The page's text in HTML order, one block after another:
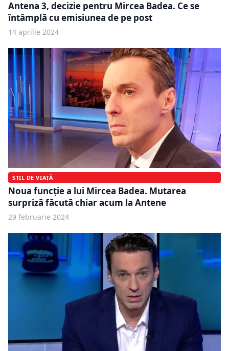
Antena 3, decizie pentru Mircea Badea. Ce se
întâmplă cu emisiunea de pe post
14 aprilie 2024
STIL DE VIAȚĂ
Noua funcție a lui Mircea Badea. Mutarea
surpriză făcută chiar acum la Antene
29 februarie 2024